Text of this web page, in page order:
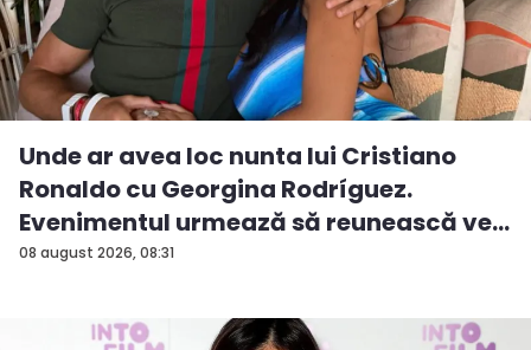
08 august 2026, 08:31
Unde ar avea loc nunta lui Cristiano
Ronaldo cu Georgina Rodríguez.
Evenimentul urmează să reunească ve...